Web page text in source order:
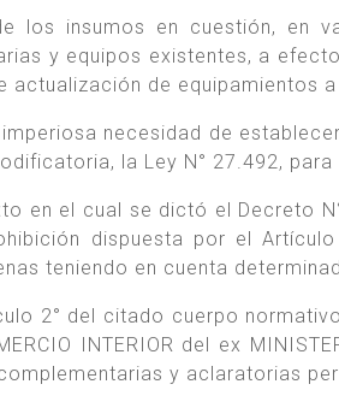
los insumos en cuestión, en
y equipos existentes, a
actualización de equipamientos
necesidad de
la Ley N° 27.492,
en el cual se dictó el Decreto
dispuesta por el
teniendo en cuenta
2° del citado cuerpo
INTERIOR del ex
y aclaratorias